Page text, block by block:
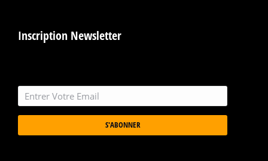
Inscription Newsletter
S'ABONNER